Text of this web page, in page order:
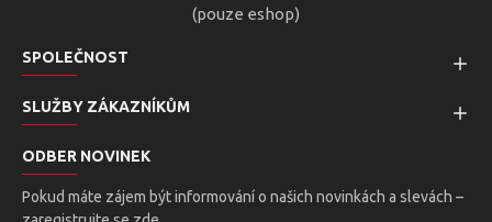
(pouze eshop)
SPOLEČNOST
SLUŽBY ZÁKAZNÍKŮM
ODBER NOVINEK
Pokud máte zájem být informování o našich novinkách a slevách –